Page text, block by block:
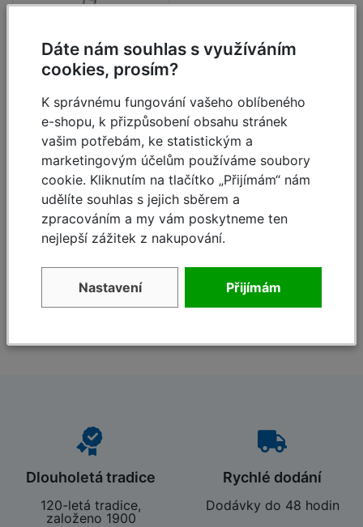
Přepravní
rozměry
Délka
Šířka
cca m
0,45
Výška
cca m
0,15 0,15
Číslo výrobku 129277 129307 129321
Žebřík dvoudílný
výsuvný Monto-Profi
2x9 příček
skladem
4 603,- Kč 3 461,-
Kč
Detail
Dlouholetá tradice
120-letá tradice,
založeno 1900
Rychlé dodání
Dodávky do 48 hodin
Dáte nám souhlas s využíváním
cookies, prosím?
K správnému fungování vašeho oblíbeného
e-shopu, k přizpůsobení obsahu stránek
vašim potřebám, ke statistickým a
marketingovým účelům používáme soubory
cookie. Kliknutím na tlačítko „Přijímám“ nám
udělíte souhlas s jejich sběrem a
zpracováním a my vám poskytneme ten
nejlepší zážitek z nakupování.
Nastavení Přijímám